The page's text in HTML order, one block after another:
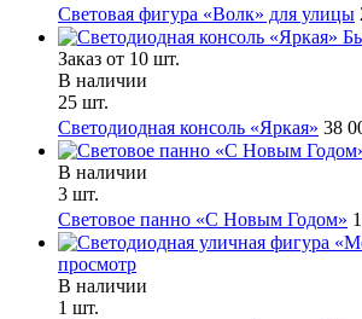
Световая фигура «Волк» для улицы
Заказ от 10 шт.
В наличии
25 шт.
Светодиодная консоль «Яркая» 38
В наличии
3 шт.
Световое панно «С Новым Годом»
просмотр
В наличии
1 шт.